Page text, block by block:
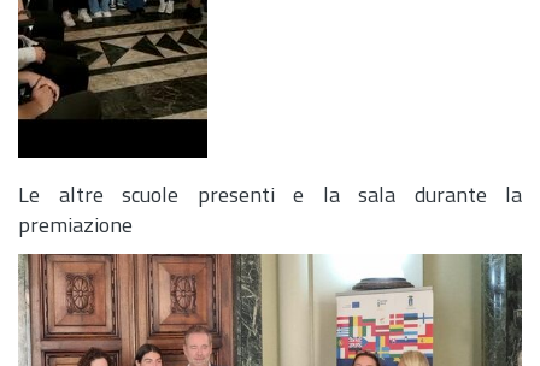
Le altre scuole presenti e la sala durante la
premiazione